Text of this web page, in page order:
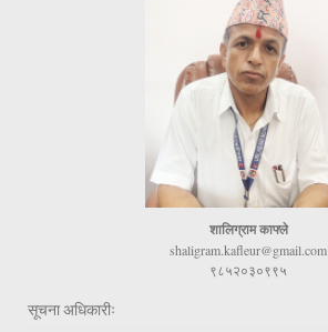
शालिग्राम काफ्ले
shaligram.kafleur@gmail.com
९८५२०३०९९५
सूचना अधिकारीः